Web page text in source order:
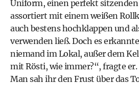
Uniform, einen perfekt
assortiert mit einem weißen
auch bestens hochklappen und
verwenden ließ. Doch es
niemand im Lokal, außer dem
mit Rösti, wie immer?“, fragte er.
Man sah ihr den Frust über das